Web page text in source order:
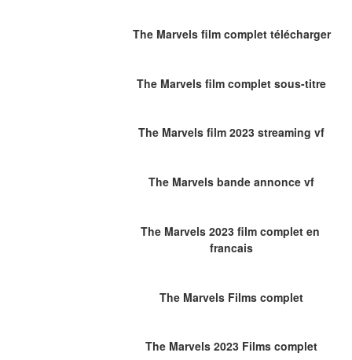
The Marvels film complet télécharger
The Marvels film complet sous-titre
The Marvels film 2023 streaming vf
The Marvels bande annonce vf
The Marvels 2023 film complet en
francais
The Marvels Films complet
The Marvels 2023 Films complet